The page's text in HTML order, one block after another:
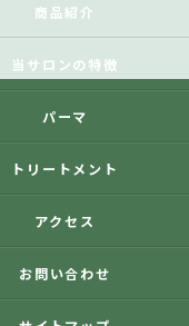
商品紹介
当サロンの特徴
パーマ
トリートメント
アクセス
お問い合わせ